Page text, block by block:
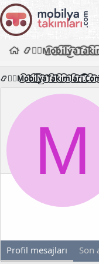
M
Profil mesajları Son